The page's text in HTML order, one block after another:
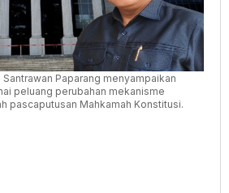
Santrawan Paparang menyampaikan
peluang perubahan mekanisme
pascaputusan Mahkamah Konstitusi.